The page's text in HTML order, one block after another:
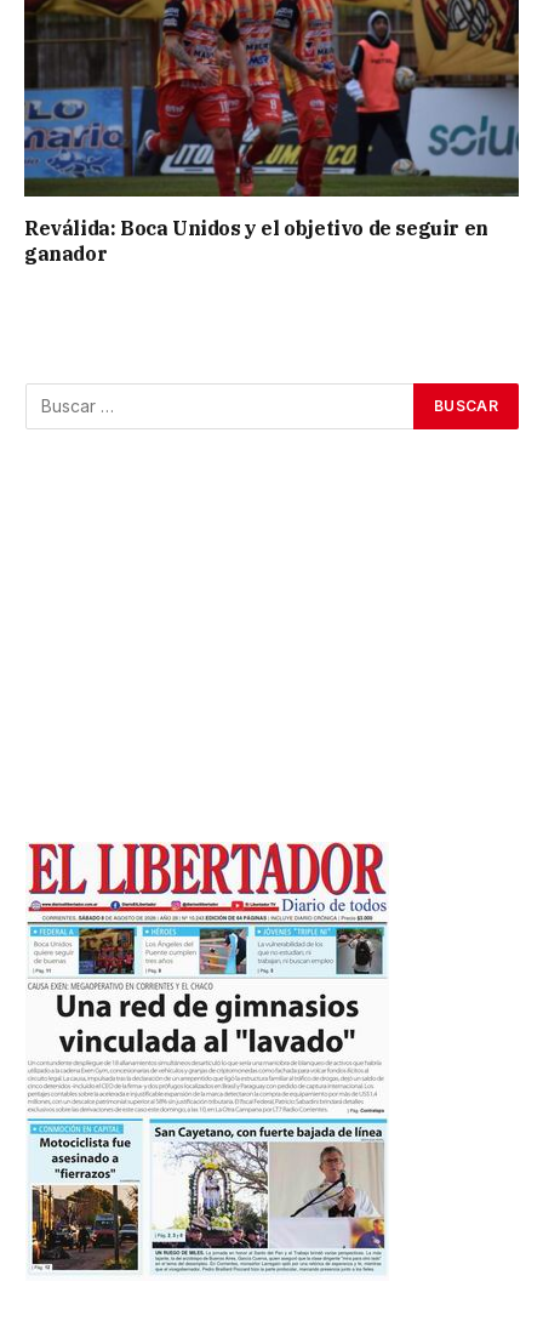
Reválida: Boca Unidos y el objetivo de seguir en
ganador